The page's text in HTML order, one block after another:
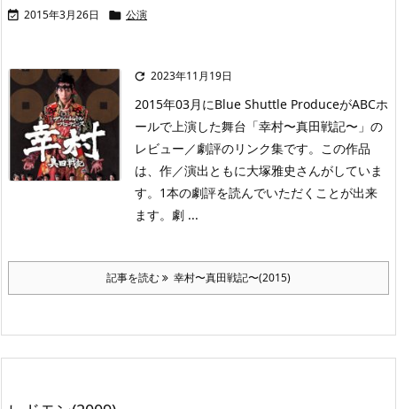
 2015年3月26日  公演
 2023年11月19日
2015年03月にBlue Shuttle ProduceがABCホ
ールで上演した舞台「幸村〜真田戦記〜」の
レビュー／劇評のリンク集です。この作品
は、作／演出ともに大塚雅史さんがしていま
す。1本の劇評を読んでいただくことが出来
ます。劇 ...
記事を読む 幸村〜真田戦記〜(2015)